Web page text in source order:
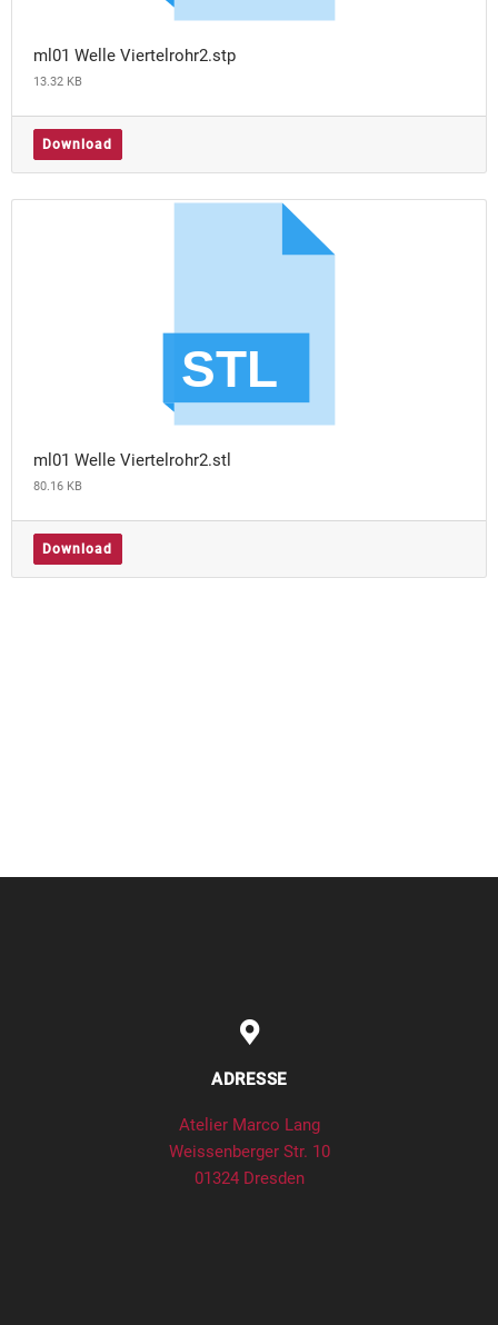
ml01 Welle Viertelrohr2.stp
13.32 KB
Download
ml01 Welle Viertelrohr2.stl
80.16 KB
Download
ADRESSE
Atelier Marco Lang
Weissenberger Str. 10
01324 Dresden